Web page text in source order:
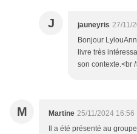
J jauneyris 27/11/
Bonjour
livre très
son contexte.<br
M Martine 25/11/2024 16:56
Il a été présenté au